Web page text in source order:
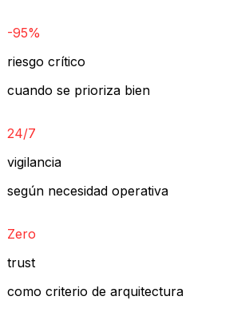
-95%
riesgo crítico
cuando se prioriza bien
24/7
vigilancia
según necesidad operativa
Zero
trust
como criterio de arquitectura